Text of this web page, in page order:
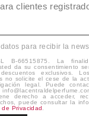
clientes
para recibir la
B-66515875. La
da su consentimiento
exclusivos.
no solicite el cese de la
legal. Puede
derecho a acceder,
puede consultar la
de Privacidad